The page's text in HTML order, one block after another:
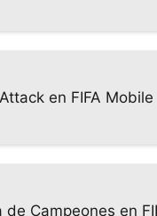
en FIFA Mobile
Campeones en